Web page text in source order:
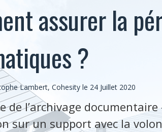
assurer la
?
Lambert, Cohesity le 24 Juillet 2020
de l’archivage documentaire
sur un support avec la